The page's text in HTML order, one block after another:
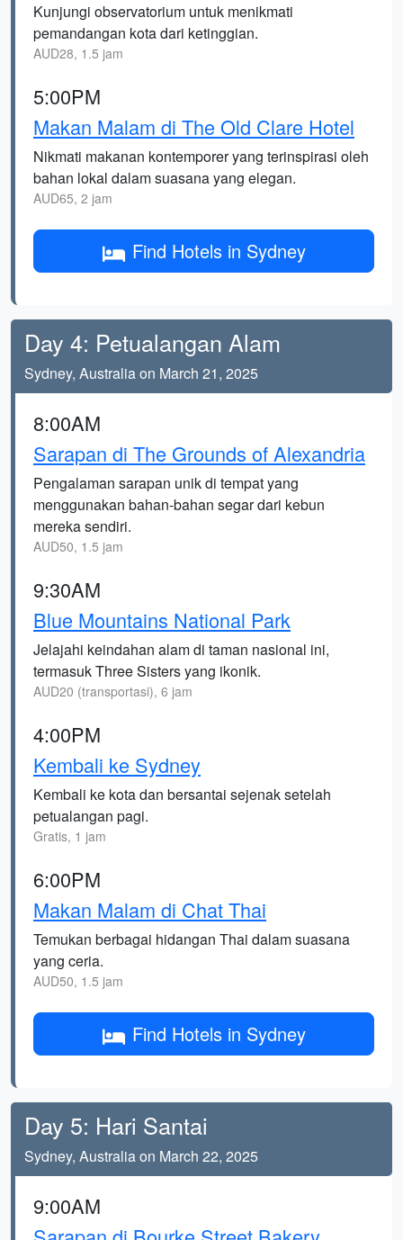
Kunjungi observatorium untuk menikmati
pemandangan kota dari ketinggian.
AUD28, 1.5 jam
5:00PM
Makan Malam di The Old Clare Hotel
Nikmati makanan kontemporer yang terinspirasi oleh
bahan lokal dalam suasana yang elegan.
AUD65, 2 jam
Find Hotels in Sydney
Day 4: Petualangan Alam
Sydney, Australia on March 21, 2025
8:00AM
Sarapan di The Grounds of Alexandria
Pengalaman sarapan unik di tempat yang
menggunakan bahan-bahan segar dari kebun
mereka sendiri.
AUD50, 1.5 jam
9:30AM
Blue Mountains National Park
Jelajahi keindahan alam di taman nasional ini,
termasuk Three Sisters yang ikonik.
AUD20 (transportasi), 6 jam
4:00PM
Kembali ke Sydney
Kembali ke kota dan bersantai sejenak setelah
petualangan pagi.
Gratis, 1 jam
6:00PM
Makan Malam di Chat Thai
Temukan berbagai hidangan Thai dalam suasana
yang ceria.
AUD50, 1.5 jam
Find Hotels in Sydney
Day 5: Hari Santai
Sydney, Australia on March 22, 2025
9:00AM